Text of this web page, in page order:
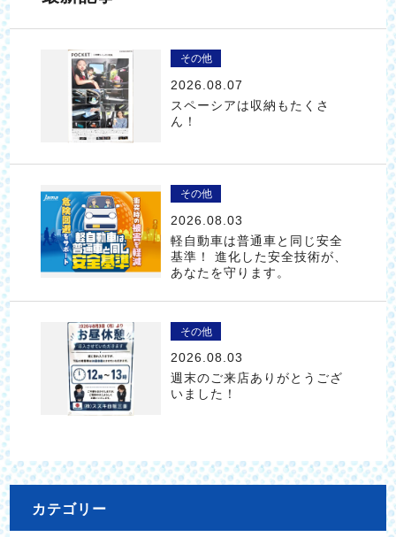
その他
2026.08.07
スペーシアは収納もたくさ
ん！
その他
2026.08.03
軽自動車は普通車と同じ安全
基準！ 進化した安全技術が、
あなたを守ります。
その他
2026.08.03
週末のご来店ありがとうござ
いました！
カテゴリー